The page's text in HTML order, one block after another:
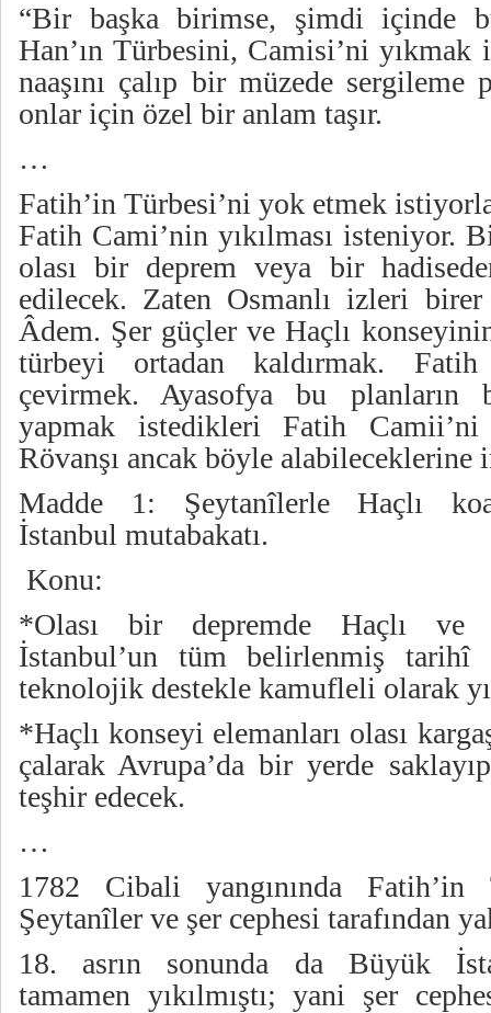
“Bir başka birimse, şimdi içinde
Han’ın Türbesini, Camisi’ni
naaşını çalıp bir müzede sergileme
onlar için özel bir anlam taşır.
…
Fatih’in Türbesi’ni yok etmek
Fatih Cami’nin yıkılması isteniyor.
olası bir deprem veya bir
edilecek. Zaten Osmanlı izleri
Âdem. Şer güçler ve Haçlı
türbeyi ortadan kaldırmak.
çevirmek. Ayasofya bu planların
yapmak istedikleri Fatih
Rövanşı ancak böyle alabileceklerine
Madde 1: Şeytanîlerle Haçlı
İstanbul mutabakatı.
Konu:
*Olası bir depremde Haçlı ve
İstanbul’un tüm belirlenmiş
teknolojik destekle kamufleli olarak
*Haçlı konseyi elemanları olası
çalarak Avrupa’da bir yerde
teşhir edecek.
…
1782 Cibali yangınında
Şeytanîler ve şer cephesi tarafından
18. asrın sonunda da Büyük
tamamen yıkılmıştı; yani şer